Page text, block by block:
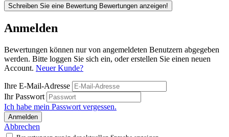
Schreiben Sie eine Bewertung Bewertungen anzeigen!
Anmelden
Bewertungen können nur von angemeldeten Benutzern abgegeben
werden. Bitte loggen Sie sich ein, oder erstellen Sie einen neuen
Account. Neuer Kunde?
Ihre E-Mail-Adresse
Ihr Passwort
Ich habe mein Passwort vergessen.
Anmelden
Abbrechen